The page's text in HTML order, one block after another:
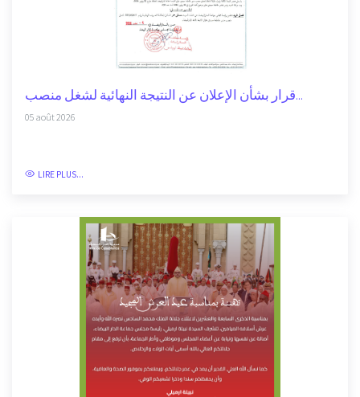
قرار بشأن الإعلان عن النتيجة النهائية لشغل منصب...
05 août 2026
LIRE PLUS...